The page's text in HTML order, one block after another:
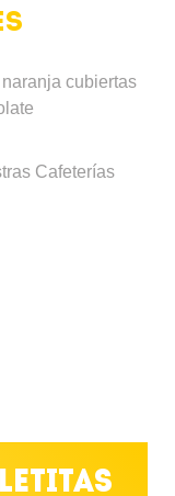
cubiertas
Cafeterías